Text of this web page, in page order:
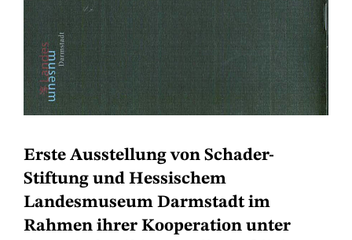
Erste Ausstellung von Schader-
Stiftung und Hessischem
Landesmuseum Darmstadt im
Rahmen ihrer Kooperation unter